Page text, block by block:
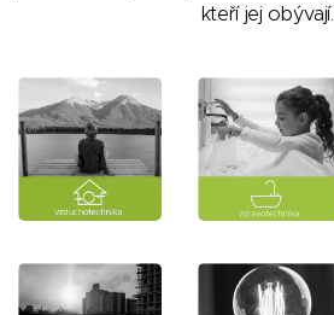
kteří jej obývají.